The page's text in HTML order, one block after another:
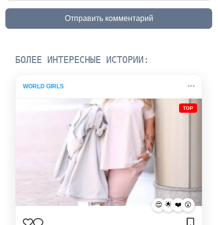
Отправить комментарий
БОЛЕЕ ИНТЕРЕСНЫЕ ИСТОРИИ:
WORLD GIRLS
TOP
😍 🌟 ❤️ 😮